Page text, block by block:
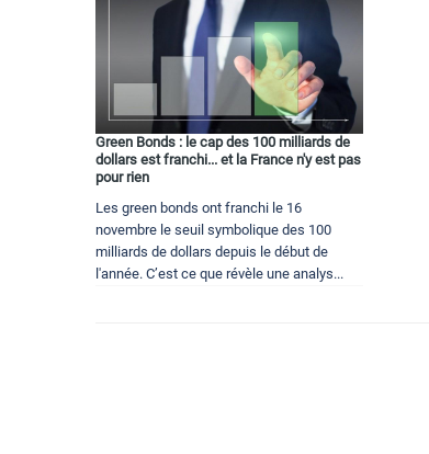
Green Bonds : le cap des 100 milliards de
dollars est franchi... et la France n'y est pas
pour rien
Les green bonds ont franchi le 16
novembre le seuil symbolique des 100
milliards de dollars depuis le début de
l'année. C’est ce que révèle une analys...